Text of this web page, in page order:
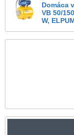
Domáca
VB 50/
W,